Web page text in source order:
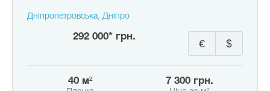
Дніпропетровська, Дніпро
292 000* грн.
$
€
40 м² 7 300 грн.